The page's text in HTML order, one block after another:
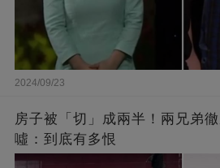
2024/09/23
房子被「切」成兩半！兩兄弟
噓：到底有多恨